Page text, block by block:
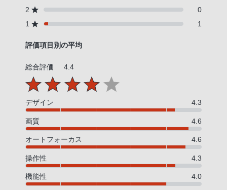
2
0
1
1
評価項目別の平均
総合評価 4.4
デザイン 4.3
画質 4.6
オートフォーカス 4.6
操作性 4.3
機能性 4.0